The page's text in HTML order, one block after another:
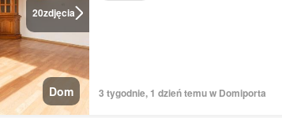
20zdjęcia
Dom 3 tygodnie, 1 dzień temu w Domiporta